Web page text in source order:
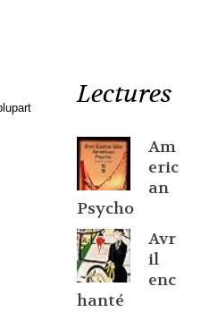
Lectures
Am
eric
an
Psycho
Avr
il
enc
hanté